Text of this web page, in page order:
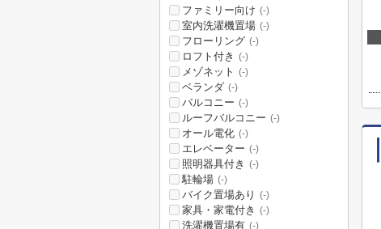
ファミリー向け (-)
室内洗濯機置場 (-)
フローリング (-)
ロフト付き (-)
メゾネット (-)
ベランダ (-)
バルコニー (-)
ルーフバルコニー (-)
オール電化 (-)
エレベーター (-)
照明器具付き (-)
駐輪場 (-)
バイク置場あり (-)
家具・家電付き (-)
洗濯機置場有 (-)